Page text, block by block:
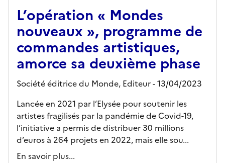
L’opération « Mondes
nouveaux », programme de
commandes artistiques,
amorce sa deuxième phase
Société éditrice du Monde, Editeur- 13/04/2023
Lancée en 2021 par l’Elysée pour soutenir les
artistes fragilisés par la pandémie de Covid-19,
l’initiative a permis de distribuer 30 millions
d’euros à 264 projets en 2022, mais elle sou...
En savoir plus...